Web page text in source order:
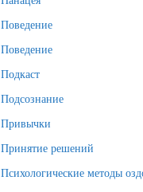
Поведение
Поведение
Подкаст
Подсознание
Привычки
Принятие решений
Психологические методы оздоровления и